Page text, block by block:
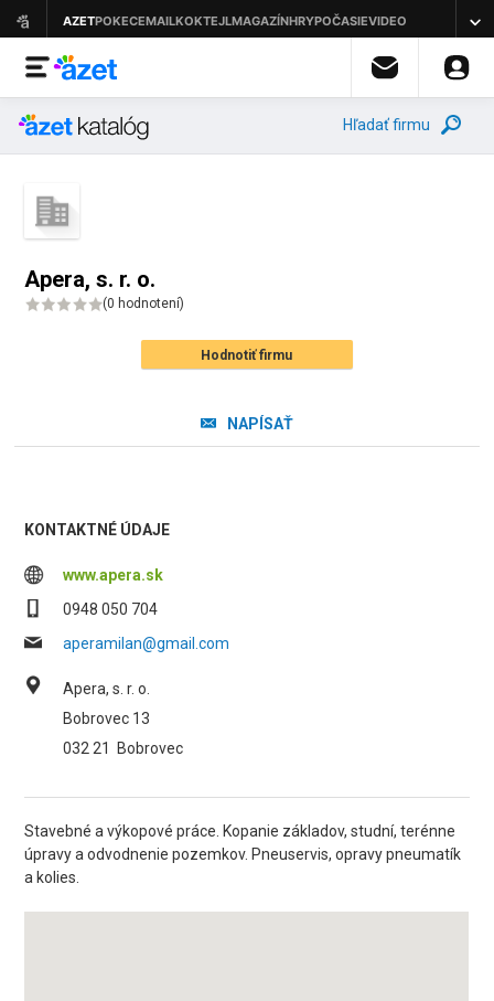
Hľadať firmu
Apera, s. r. o.
(0 hodnotení)
Hodnotiť firmu
NAPÍSAŤ
KONTAKTNÉ ÚDAJE
www.apera.sk
0948 050 704
aperamilan@gmail.com
Apera, s. r. o.
Bobrovec 13
032 21
Bobrovec
Stavebné a výkopové práce. Kopanie základov, studní, terénne
úpravy a odvodnenie pozemkov. Pneuservis, opravy pneumatík
a kolies.